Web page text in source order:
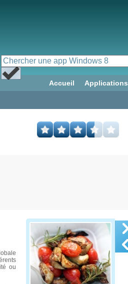
Accueil Applications
ou